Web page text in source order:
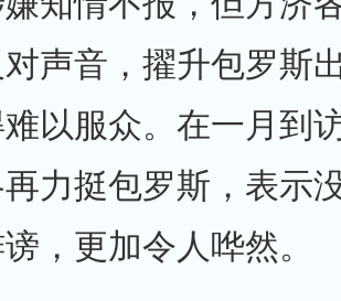
声音，擢升包罗斯
难以服众。在一月到
力挺包罗斯，表示
，更加令人哗然。